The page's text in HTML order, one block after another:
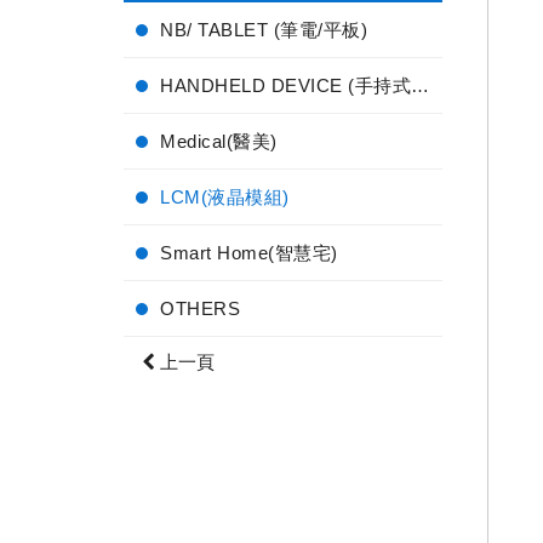
NB/ TABLET (筆電/平板)
HANDHELD DEVICE (手持式電子產品)
Medical(醫美)
LCM(液晶模組)
Smart Home(智慧宅)
OTHERS
上一頁